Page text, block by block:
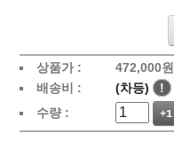
상품가 :
472,000원
배송비 :
(차등)
!
수량 :
+1